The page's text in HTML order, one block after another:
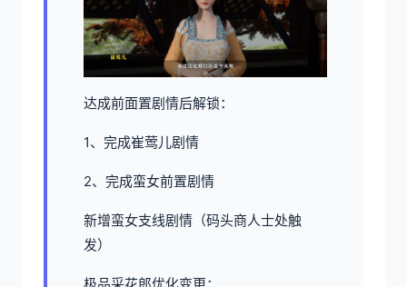
达成前面置剧情后解锁：
1、完成崔莺儿剧情
2、完成蛮女前置剧情
新增蛮女支线剧情（码头商人士处触
发）